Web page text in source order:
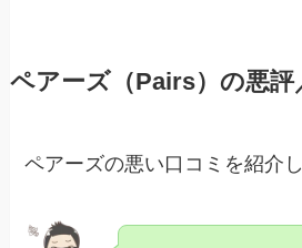
ペアーズ（Pairs）の悪評
ペアーズの悪い口コミを紹介し